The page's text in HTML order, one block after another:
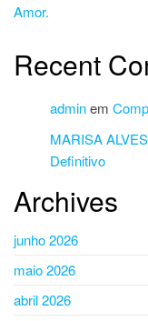
Amor.
Recent
adminem
MARISA
Definitivo
Archives
junho 2026
maio 2026
abril 2026